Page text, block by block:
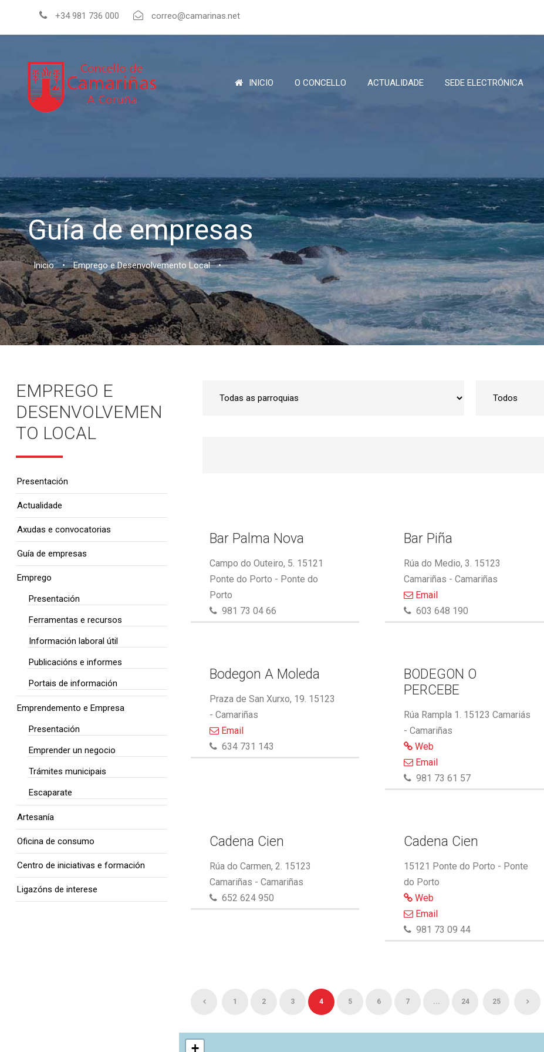
+34 981 736 000 correo@camarinas.net
INICIO O CONCELLO ACTUALIDADE SEDE ELECTRÓNICA
Guía de empresas
Inicio • Emprego e Desenvolvemento Local •
Bar Palma Nova
Campo do Outeiro, 5. 15121
Ponte do Porto - Ponte do
Porto
981 73 04 66
Bar Piña
Rúa do Medio, 3. 15123
Camariñas - Camariñas
Email
603 648 190
Bodegon A Moleda
Praza de San Xurxo, 19. 15123
- Camariñas
Email
634 731 143
BODEGON O
PERCEBE
Rúa Rampla 1. 15123 Camariás
- Camariñas
Web
Email
981 73 61 57
Cadena Cien
Rúa do Carmen, 2. 15123
Camariñas - Camariñas
652 624 950
Cadena Cien
15121 Ponte do Porto - Ponte
do Porto
Web
Email
981 73 09 44
1 2 3 4 5 6 7 ... 24 25
+
EMPREGO E
DESENVOLVEMEN
TO LOCAL
Presentación
Actualidade
Axudas e convocatorias
Guía de empresas
Emprego
Presentación
Ferramentas e recursos
Información laboral útil
Publicacións e informes
Portais de información
Emprendemento e Empresa
Presentación
Emprender un negocio
Trámites municipais
Escaparate
Artesanía
Oficina de consumo
Centro de iniciativas e formación
Ligazóns de interese